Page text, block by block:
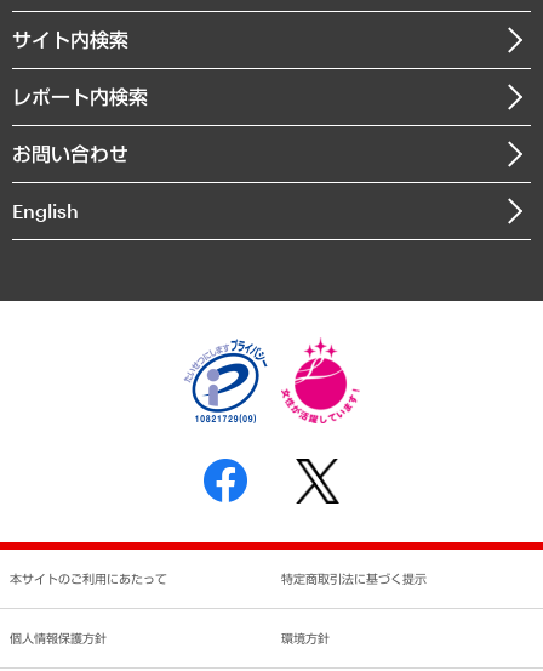
まちづくり・観光・交通・スポーツ・スマートシティ
自然資源・農林水産業・食料システム
受託・受注実績（官公庁関連）
メディア掲載・出演
沿革
組織図・本部部室紹介
インドネシア現地法人
個人情報保護方針
反社会的勢力に対する基本方針
書面による個人情報の開示等の請求の手続きについて
お知らせ
サイト内検索
レポート内検索
お問い合わせ
English
本サイトのご利用にあたって 特定商取引法に基づく提示
個人情報保護方針 環境方針